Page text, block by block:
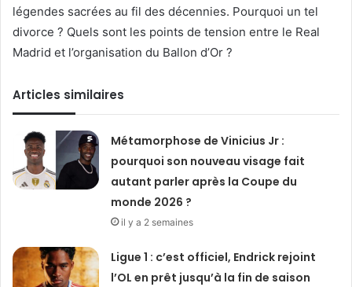
légendes sacrées au fil des décennies. Pourquoi un tel
divorce ? Quels sont les points de tension entre le Real
Madrid et l’organisation du Ballon d’Or ?
Articles similaires
Métamorphose de Vinicius Jr :
pourquoi son nouveau visage fait
autant parler après la Coupe du
monde 2026 ?
il y a 2 semaines
Ligue 1 : c’est officiel, Endrick rejoint
l’OL en prêt jusqu’à la fin de saison